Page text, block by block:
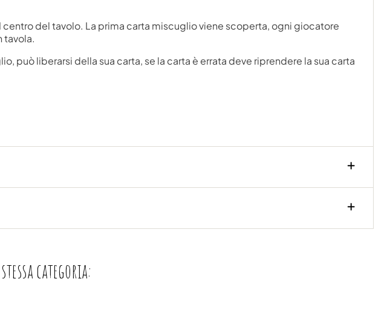
del tavolo. La prima carta miscuglio viene scoperta, ogni giocatore
tavola.
può liberarsi della sua carta, se la carta è errata deve riprendere la sua carta
categoria: